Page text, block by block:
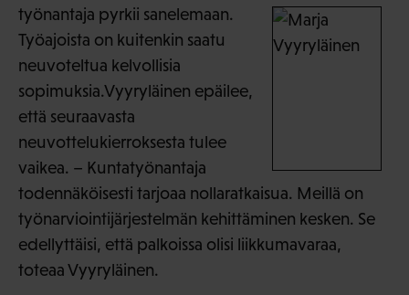
työnantaja pyrkii sanelemaan.
Työajoista on kuitenkin saatu
neuvoteltua kelvollisia
sopimuksia.Vyyryläinen epäilee,
että seuraavasta
neuvottelukierroksesta tulee
vaikea. – Kuntatyönantaja
todennäköisesti tarjoaa nollaratkaisua. Meillä on
työnarviointijärjestelmän kehittäminen kesken. Se
edellyttäisi, että palkoissa olisi liikkumavaraa,
toteaa Vyyryläinen.